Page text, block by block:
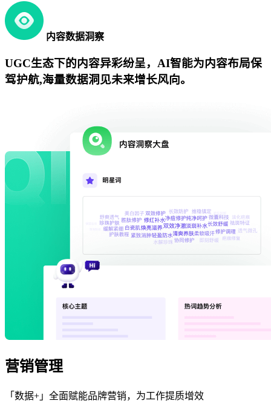
内容数据洞察
UGC生态下的内容异彩纷呈，AI智能为内容布局保
驾护航,海量数据洞见未来增长风向。
营销管理
「数据+」全面赋能品牌营销，为工作提质增效